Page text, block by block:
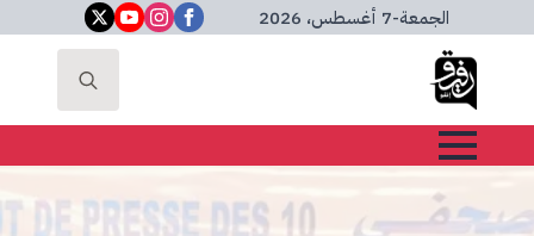
الجمعة-7 أغسطس، 2026
Search